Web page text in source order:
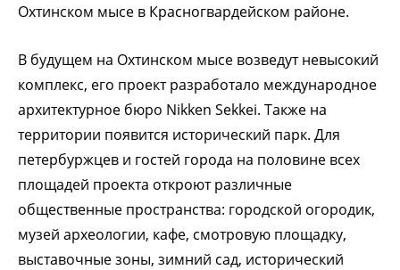
Охтинском мысе в Красногвардейском районе.
В будущем на Охтинском мысе возведут невысокий
комплекс, его проект разработало международное
архитектурное бюро Nikken Sekkei. Также на
территории появится исторический парк. Для
петербуржцев и гостей города на половине всех
площадей проекта откроют различные
общественные пространства: городской огородик,
музей археологии, кафе, смотровую площадку,
выставочные зоны, зимний сад, исторический